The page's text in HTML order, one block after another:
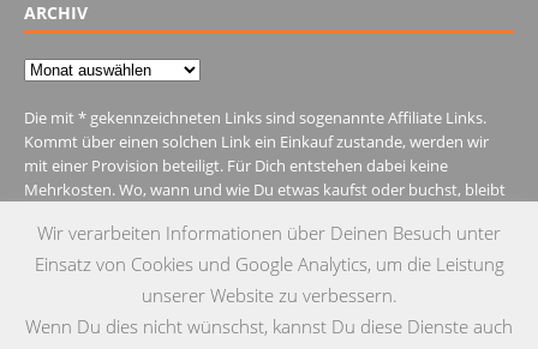
ARCHIV
Archiv
Die mit * gekennzeichneten Links sind sogenannte Affiliate Links.
Kommt über einen solchen Link ein Einkauf zustande, werden wir
mit einer Provision beteiligt. Für Dich entstehen dabei keine
Mehrkosten. Wo, wann und wie Du etwas kaufst oder buchst, bleibt
Wir verarbeiten Informationen über Deinen Besuch unter
Einsatz von Cookies und Google Analytics, um die Leistung
unserer Website zu verbessern.
Wenn Du dies nicht wünschst, kannst Du diese Dienste auch